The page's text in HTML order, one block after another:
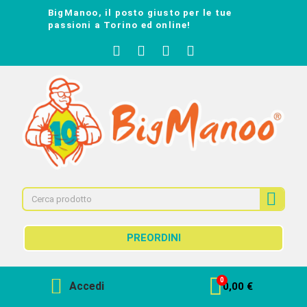
BigManoo, il posto giusto per le tue
passioni a Torino ed online!
PREORDINI
Accedi 0,00 €